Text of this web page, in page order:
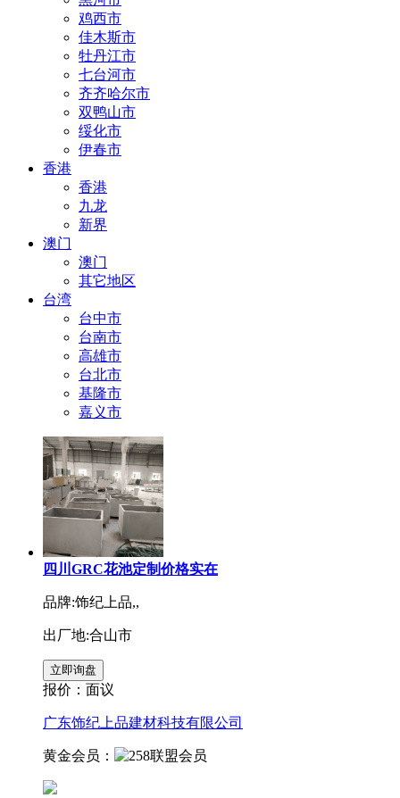
鸡西市
佳木斯市
牡丹江市
七台河市
齐齐哈尔市
双鸭山市
绥化市
伊春市
香港
香港
九龙
新界
澳门
澳门
其它地区
台湾
台中市
台南市
高雄市
台北市
基隆市
嘉义市
四川GRC花池定制价格实在
品牌:饰纪上品,,
出厂地:合山市
报价： 面议
广东饰纪上品建材科技有限公司
黄金会员：